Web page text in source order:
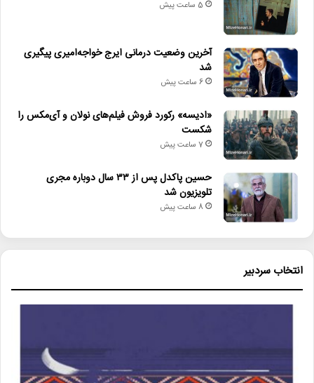
• «ادیسه» رکورد فروش فیلم‌های نولان و آی‌مکس را شکست
• حسین پاکدل پس از ۳۳ سال دوباره مجری تلویزیون شد
آیین_پایانی
امیر_سرلشکر_خلبان_شهید_احمد_کشوری
تصویرگری
سیمرغ_فدایی_وطن
نسیم_رضایی
5 ساعت پیش
آخرین وضعیت درمانی ایرج خواجه‌امیری پیگیری
شد
6 ساعت پیش
«ادیسه» رکورد فروش فیلم‌های نولان و آی‌مکس را
شکست
7 ساعت پیش
حسین پاکدل پس از ۳۳ سال دوباره مجری
تلویزیون شد
8 ساعت پیش
انتخاب سردبیر